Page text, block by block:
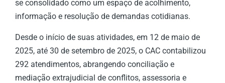
se consolidado como um espaço de acolhimento,
informação e resolução de demandas cotidianas.
Desde o início de suas atividades, em 12 de maio de
2025, até 30 de setembro de 2025, o CAC contabilizou
292 atendimentos, abrangendo conciliação e
mediação extrajudicial de conflitos, assessoria e